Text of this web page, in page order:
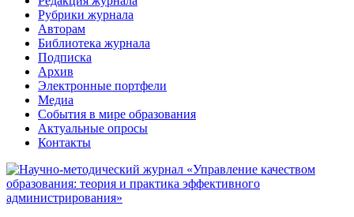
Рубрики журнала
Авторам
Библиотека журнала
Подписка
Архив
Электронные портфели
Медиа
События в мире образования
Актуальные опросы
Контакты